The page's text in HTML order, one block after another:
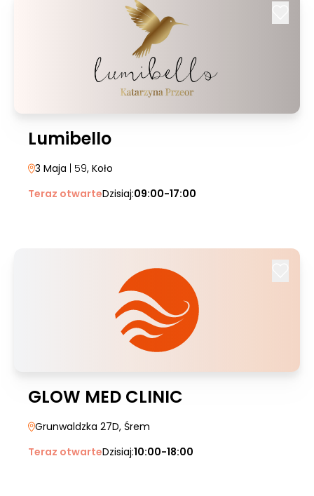
Lumibello
3 Maja | 59, Koło
Teraz otwarteDzisiaj:09:00-17:00
GLOW MED CLINIC
Grunwaldzka 27D, Śrem
Teraz otwarteDzisiaj:10:00-18:00